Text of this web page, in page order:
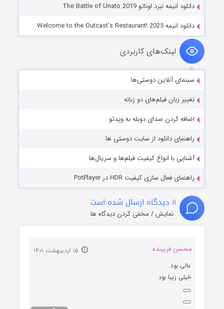
دانلود انیمه نبرد اوناتو The Battle of Unato 2019
دانلود انیمه Welcome to the Outcast’s Restaurant! 2025
لینک‌های کاربردی
سینمای آنلاین دوستی‌ها
تغییر زبان فیلم‌های دو زبانه
اضافه کردن صدای دوبله به ویدئو
راهنمای دانلود از سایت دوستی ها
آشنایی با انواع کیفیت فیلم‌ها و سریال‌ها
راهنمای فعال سازی کیفیت HDR در PotPlayer
۱۱ دیدگاه ارسال شده است
نمایش / مخفی کردن دیدگاه ها
محسن فریبنده :
عالی بود.
خیلی زیبا بود